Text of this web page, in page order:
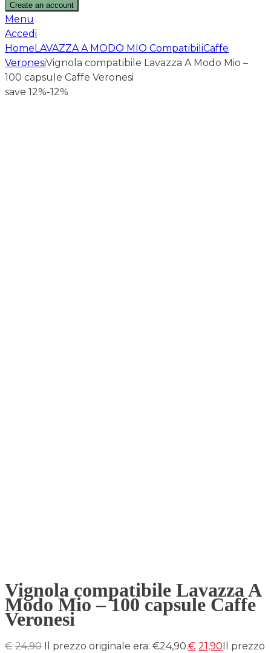
Create an account
Menu
Accedi
Home LAVAZZA A MODO MIO CompatibiliCaffe
VeronesiVignola compatibile Lavazza A Modo Mio –
100 capsule Caffe Veronesi
save 12%-12%
Vignola compatibile Lavazza A
Modo Mio – 100 capsule Caffe
Veronesi
€ 24,90 Il prezzo originale era: €24,90.€ 21,90 Il prezzo